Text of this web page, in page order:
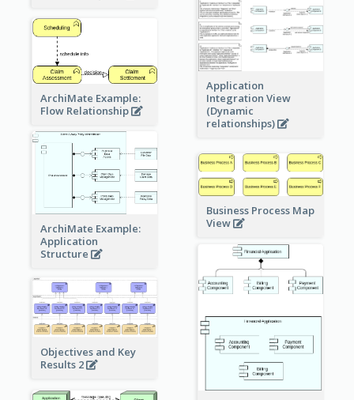
Application
Integration View
(Dynamic
relationships)
ArchiMate Example:
Flow Relationship
ArchiMate Example:
Application
Structure
Business Process Map
View
Objectives and Key
Results 2